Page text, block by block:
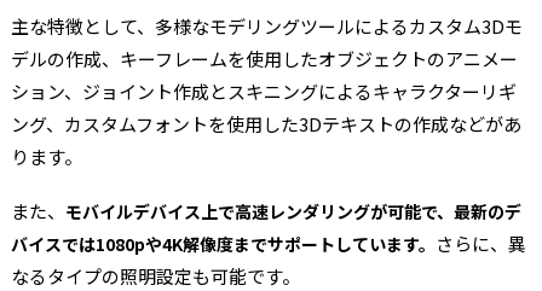
主な特徴として、多様なモデリングツールによるカスタム3Dモ
デルの作成、キーフレームを使用したオブジェクトのアニメー
ション、ジョイント作成とスキニングによるキャラクターリギ
ング、カスタムフォントを使用した3Dテキストの作成などがあ
ります。
また、 モバイルデバイス上で高速レンダリングが可能で、最新のデ
バイスでは1080pや4K解像度までサポートしています。 さらに、異
なるタイプの照明設定も可能です。